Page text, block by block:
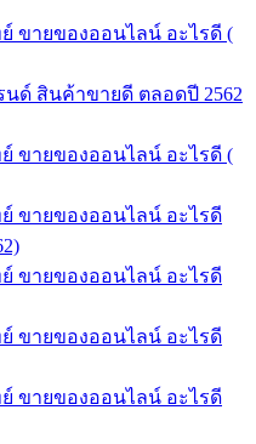
ขายของออนไลน์ อะไรดี (
นด์ สินค้าขายดี ตลอดปี 2562
ขายของออนไลน์ อะไรดี (
ขายของออนไลน์ อะไรดี
ขายของออนไลน์ อะไรดี
ขายของออนไลน์ อะไรดี
ขายของออนไลน์ อะไรดี